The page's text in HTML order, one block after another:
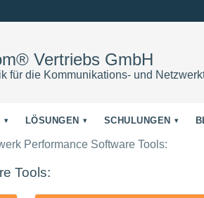
Vertriebs GmbH
für die Kommunikations- und
LÖSUNGEN SCHULUNGEN
Performance Software Tools:
Tools: